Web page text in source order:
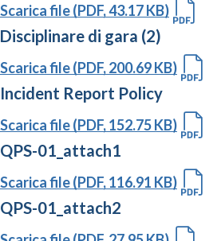
Scarica file (PDF, 43.17 KB)
Disciplinare di gara (2)
Scarica file (PDF, 200.69 KB)
Incident Report Policy
Scarica file (PDF, 152.75 KB)
QPS-01_attach1
Scarica file (PDF, 116.91 KB)
QPS-01_attach2